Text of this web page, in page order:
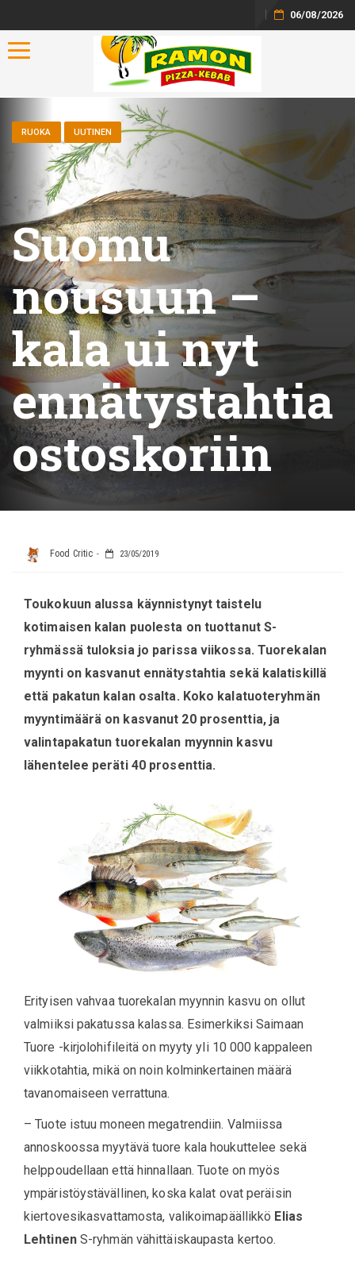
06/08/2026
Toggle navigation
RUOKA UUTINEN
Suomu
nousuun –
kala ui nyt
ennätystahtia
ostoskoriin
Food Critic 23/05/2019
Toukokuun alussa käynnistynyt taistelu
kotimaisen kalan puolesta on tuottanut S-
ryhmässä tuloksia jo parissa viikossa. Tuorekalan
myynti on kasvanut ennätystahtia sekä kalatiskillä
että pakatun kalan osalta. Koko kalatuoteryhmän
myyntimäärä on kasvanut 20 prosenttia, ja
valintapakatun tuorekalan myynnin kasvu
lähentelee peräti 40 prosenttia.
Erityisen vahvaa tuorekalan myynnin kasvu on ollut
valmiiksi pakatussa kalassa. Esimerkiksi Saimaan
Tuore -kirjolohifileitä on myyty yli 10 000 kappaleen
viikkotahtia, mikä on noin kolminkertainen määrä
tavanomaiseen verrattuna.
– Tuote istuu moneen megatrendiin. Valmiissa
annoskoossa myytävä tuore kala houkuttelee sekä
helppoudellaan että hinnallaan. Tuote on myös
ympäristöystävällinen, koska kalat ovat peräisin
kiertovesikasvattamosta, valikoimapäällikkö Elias
LehtinenS-ryhmän vähittäiskaupasta kertoo.